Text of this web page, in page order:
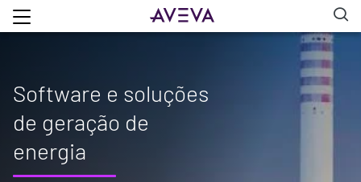
Software e soluções
de geração de
energia